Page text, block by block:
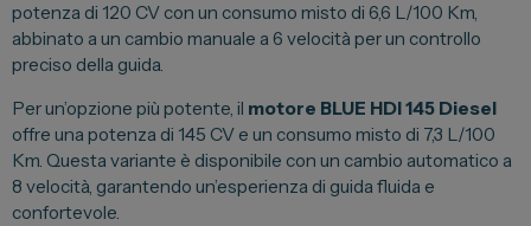
potenza di 120 CV con un consumo misto di 6,6 L/100 Km,
abbinato a un cambio manuale a 6 velocità per un controllo
preciso della guida.
Per un’opzione più potente, il motore BLUE HDI 145 Diesel
offre una potenza di 145 CV e un consumo misto di 7,3 L/100
Km. Questa variante è disponibile con un cambio automatico a
8 velocità, garantendo un’esperienza di guida fluida e
confortevole.